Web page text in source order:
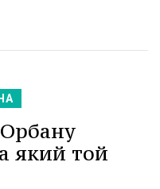
який той